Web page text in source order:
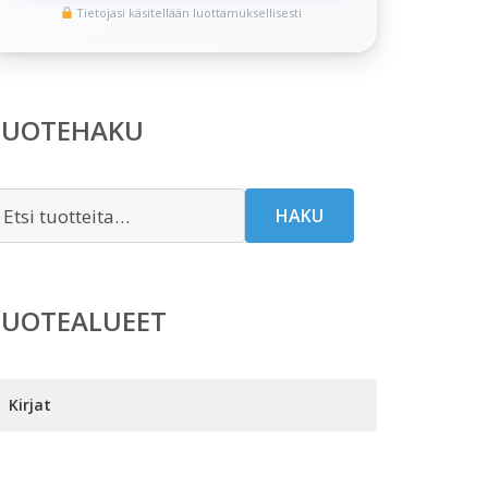
Tietojasi käsitellään luottamuksellisesti
HAKU
Kirjat